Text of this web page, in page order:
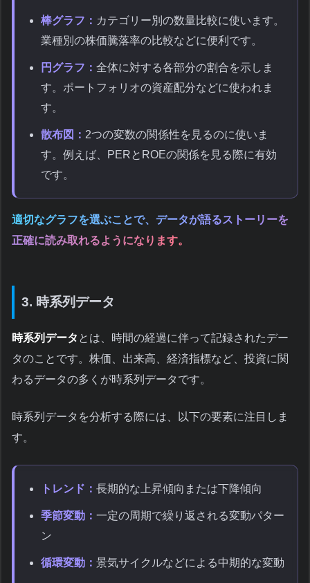
棒グラフ： カテゴリー別の数量比較に使います。
業種別の株価騰落率の比較などに便利です。
円グラフ： 全体に対する各部分の割合を示しま
す。ポートフォリオの資産配分などに使われま
す。
散布図： 2つの変数の関係性を見るのに使いま
す。例えば、PERとROEの関係を見る際に有効
です。
適切なグラフを選ぶことで、データが語るストーリーを
正確に読み取れるようになります。
3. 時系列データ
時系列データ とは、時間の経過に伴って記録されたデー
タのことです。株価、出来高、経済指標など、投資に関
わるデータの多くが時系列データです。
時系列データを分析する際には、以下の要素に注目しま
す。
トレンド： 長期的な上昇傾向または下降傾向
季節変動： 一定の周期で繰り返される変動パター
ン
循環変動： 景気サイクルなどによる中期的な変動